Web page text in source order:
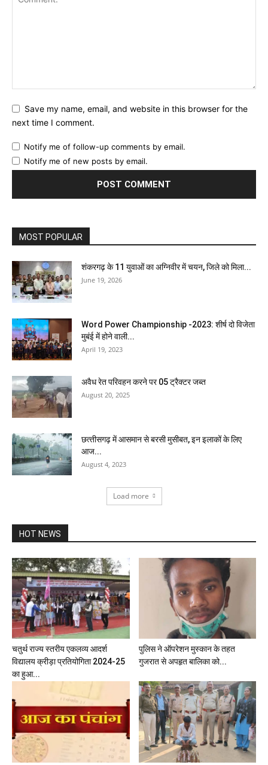
Save my name, email, and website in this browser for the
next time I comment.
Notify me of follow-up comments by email.
Notify me of new posts by email.
MOST POPULAR
शंकरगढ़ के 11 युवाओं का अग्निवीर में चयन, जिले को मिला...
June 19, 2026
Word Power Championship -2023: शीर्ष दो विजेता
मुबंई में होने वाली...
April 19, 2023
अवैध रेत परिवहन करने पर 05 ट्रैक्टर जब्त
August 20, 2025
छत्‍तीसगढ़ में आसमान से बरसी मुसीबत, इन इलाकों के लिए
आज...
August 4, 2023
Load more
HOT NEWS
चतुर्थ राज्य स्तरीय एकलव्य आदर्श
विद्यालय क्रीड़ा प्रतियोगिता 2024-25
का हुआ...
पुलिस ने ऑपरेशन मुस्कान के तहत
गुजरात से अपहृत बालिका को...